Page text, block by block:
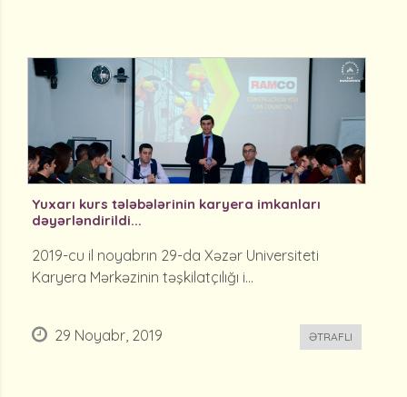
Yuxarı kurs tələbələrinin karyera imkanları
dəyərləndirildi...
2019-cu il noyabrın 29-da Xəzər Universiteti
Karyera Mərkəzinin təşkilatçılığı i...
29 Noyabr, 2019 ƏTRAFLI